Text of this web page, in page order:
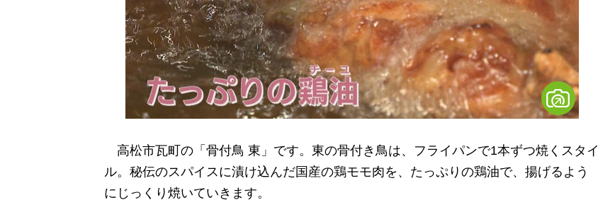
高松市瓦町の「骨付鳥 東」です。東の骨付き鳥は、フライパンで1本ずつ焼くスタイ
ル。秘伝のスパイスに漬け込んだ国産の鶏モモ肉を、たっぷりの鶏油で、揚げるよう
にじっくり焼いていきます。